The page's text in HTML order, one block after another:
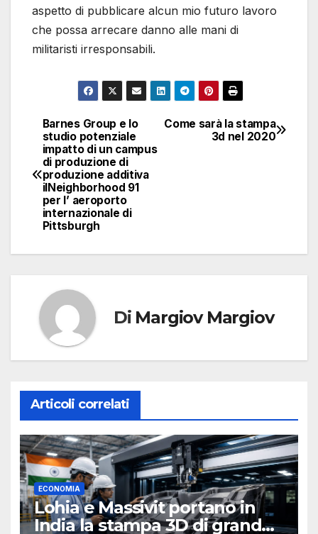
aspetto di pubblicare alcun mio futuro lavoro
che possa arrecare danno alle mani di
militaristi irresponsabili.
Navigazione
articoli
Come sarà la stampa
3d nel 2020
Barnes Group e lo
studio potenziale
impatto di un campus
di produzione di
produzione additiva
ilNeighborhood 91
per l’ aeroporto
internazionale di
Pittsburgh
Di Margiov Margiov
Articoli correlati
ECONOMIA
Lohia e Massivit portano in
India la stampa 3D di grande